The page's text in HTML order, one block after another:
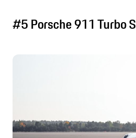
#5 Porsche 911 Turbo S